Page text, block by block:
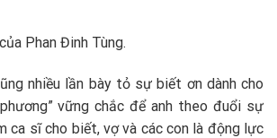
Phan Đinh Tùng.
nhiều lần bày tỏ sự biết ơn dành cho
vững chắc để anh theo đuổi sự
ca sĩ cho biết, vợ và các con là động lực